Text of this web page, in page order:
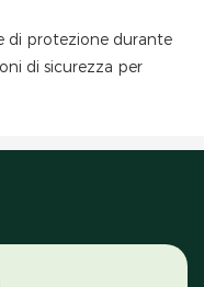
di protezione durante
di sicurezza per